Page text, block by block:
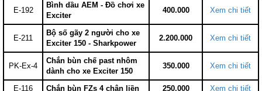
E-192
Bình dầu AEM - Đồ chơi xe
Exciter
400.000 Xem chi tiết
E-211
Bộ số gãy 2 người cho xe
Exciter 150 - Sharkpower
2.200.000 Xem chi tiết
PK-Ex-4
Chắn bùn chế past nhôm
dành cho xe Exciter 150
350.000 Xem chi tiết
E-116 Chắn bùn FZs 4 chân liền 250.000 Xem chi tiết